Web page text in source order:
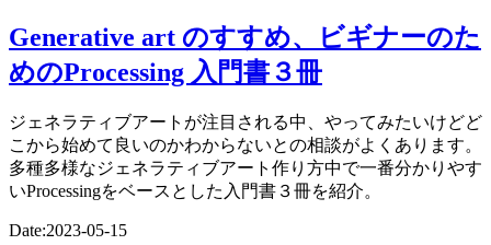
Generative art のすすめ、ビギナーのた
めのProcessing 入門書３冊
ジェネラティブアートが注目される中、やってみたいけどど
こから始めて良いのかわからないとの相談がよくあります。
多種多様なジェネラティブアート作り方中で一番分かりやす
いProcessingをベースとした入門書３冊を紹介。
Date:2023-05-15